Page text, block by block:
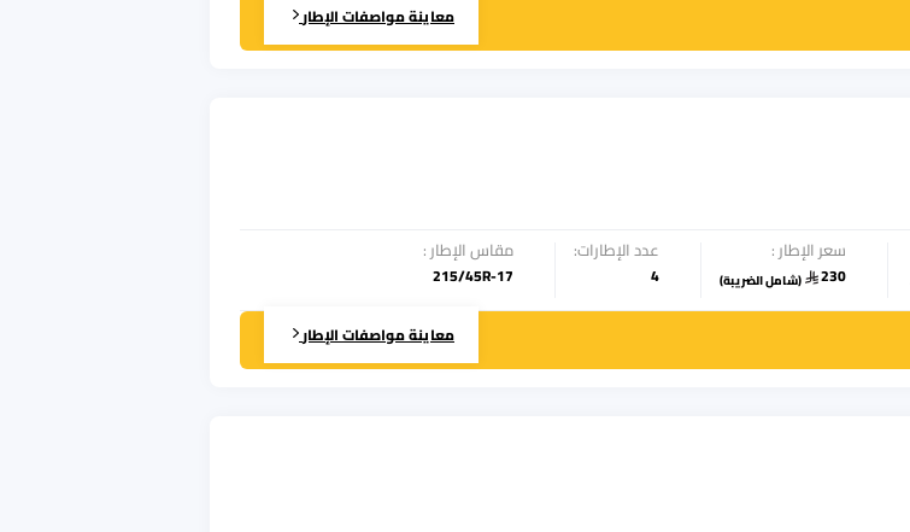
معاينة مواصفات الإطار
سعر الإطار :
230
(شامل الضريبة)
عدد الإطارات:
4
مقاس الإطار :
215/45R-17
معاينة مواصفات الإطار